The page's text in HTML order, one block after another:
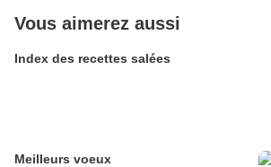
Vous aimerez aussi
Index des recettes salées
Meilleurs voeux